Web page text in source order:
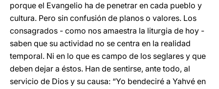
porque el Evangelio ha de penetrar en cada pueblo y
cultura. Pero sin confusión de planos o valores. Los
consagrados - como nos amaestra la liturgia de hoy -
saben que su actividad no se centra en la realidad
temporal. Ni en lo que es campo de los seglares y que
deben dejar a éstos. Han de sentirse, ante todo, al
servicio de Dios y su causa: “Yo bendeciré a Yahvé en